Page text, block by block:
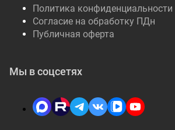
Политика конфиденциальности
Согласие на обработку ПДн
Публичная оферта
Мы в соцсетях